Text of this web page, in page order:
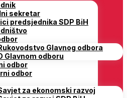
sekretar
predsjednika SDP BiH
Glavnog odbora
Glavnom odboru
odbor
odbor
za ekonomski razvoj